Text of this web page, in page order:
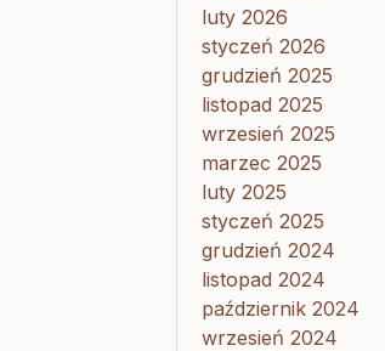
luty 2026
styczeń 2026
grudzień 2025
listopad 2025
wrzesień 2025
marzec 2025
luty 2025
styczeń 2025
grudzień 2024
listopad 2024
październik 2024
wrzesień 2024